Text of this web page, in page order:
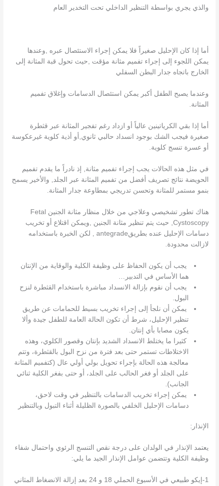
والذي يجري بواسطة التنظير الداخلي تحت التخدير العام
أما إذا كان الإحليل صغيراً فلا يمكن إجراء الاستئصال عبره ,وعندها
يمكن اللجوء إلى إجراء تفميم مثانة مؤقت ,حيث تحول قبة المثانة إلى
الخارج باتجاه جدار البطن السفلي
وعندما يصبح الطفل أكبر يمكن استئصال الدسامات وإغلاق تفميم
المثانة.
أما إذا بقي الكرياتينين عالياً أو ازداد رغم تفجير المثانة عبر قثطرة
صغيرة فيجب الشك بوجود انسداد حالبي ثانوي,أو أذية كلوية غيرعكوسة
أو عسرة تنسج كلوية.
في مثل هذه الحالات يجب إجراء تفميم مثانة, إذ نادراً ما يقدم تفميم
الحويضة نتائج تصريف أفضل من تفميم المثانة عبر الجلد, والأخير يسمح
بنمو مستمر للمثانة وتحسن تدريجي بمطاوعة جدار المثانة.
هناك تطور تشخيصي وعلاجي من خلال منظار مثانة الجنين Fetal
Cystoscopy, حيث يتم تنظير مثانة الجنين ,ويمكن اقتلاع أو تخريب
دسامات الإحليل عنده بطريقantegrade , لكن الخبرة باستخدامه
لازالت محدودة.
يجب أن يكون الحفاظ على وظيفة الكلية والوقاية من الإنتان
هما الأساس في التدبير…
يجب أن نقوم بإزالة الانسداد مباشرة باستخدام القثطرة لنزح
البول.
يمكن أن نلجأ إلى إجراء تخریب بسيط للحمامات عن طريق
تنظير الإحليل، شرط أن تكون الحالة العامة للطفل جيدة وألا
يكون مصابا بأي إنتان.
كثيرا ما يختلط الانسداد الشديد بإنتان وقصور الكلوي، وهذه
الاختلاطات تستمر حتى بعد فترة من نزح البول بالقثطرة، وتتم
معالجة هذه الحالة بإجراء تحويل بولي أولي عال (کتفميم المثانة
على الجلد أو فغر الحالب على الجلد، أو حتى بفغر الكلية ثنائي
الجانب).
يمكن إجراء تخريب الدسامات بالتنظير في وقت لاحق،
دسامات الإحليل الخلفي بالصورة الظليلة أثناء التبول وبالتنظير
الإنذار:
يعتمد الإنذار في الولدان على درجة نقص التنسج الرئوي واحتمال شفاء
وظيفة الكلية وتتضمن عوامل الإنذار الجيد ما يلي:
1-إيكو طبيعي في الأسبوع الحملي 18 و 24 بعد إزالة الانضغاط المثاني